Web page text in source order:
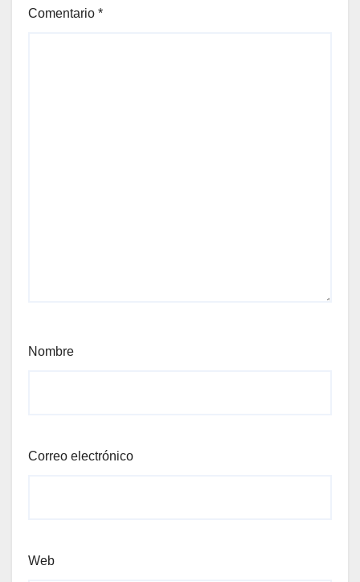
Comentario *
Nombre
Correo electrónico
Web